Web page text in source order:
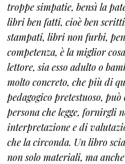
troppe simpatie, bensì la
libri ben fatti, cioè ben
stampati, libri non furbi,
competenza, è la miglior
lettore, sia esso adulto o
molto concreto, che più di
pedagogico pretestuoso,
persona che legge, fornirgli
interpretazione e di
che la circonda. Un libro
non solo materiali, ma